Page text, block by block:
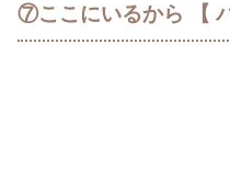
⑦ここにいるから 【